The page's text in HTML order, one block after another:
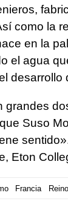
como la
en la
el agua
grandes
Suso
Eton
Francia